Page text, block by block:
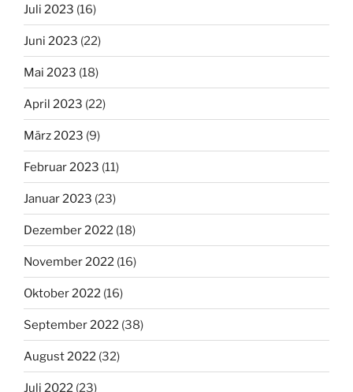
Juli 2023 (16)
Juni 2023 (22)
Mai 2023 (18)
April 2023 (22)
März 2023 (9)
Februar 2023 (11)
Januar 2023 (23)
Dezember 2022 (18)
November 2022 (16)
Oktober 2022 (16)
September 2022 (38)
August 2022 (32)
Juli 2022 (23)